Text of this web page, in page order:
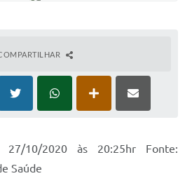
27/10/2020 às 20:25hr Fonte:
Saúde